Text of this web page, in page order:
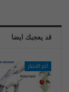
قد يعجبك ايضا
آخر الاخبار